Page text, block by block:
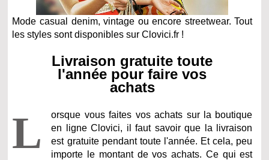
Mode casual denim, vintage ou encore streetwear. Tout
les styles sont disponibles sur Clovici.fr !
Livraison gratuite toute
l'année pour faire vos
achats
L
orsque vous faites vos achats sur la boutique
en ligne Clovici, il faut savoir que la livraison
est gratuite pendant toute l'année. Et cela, peu
importe le montant de vos achats. Ce qui est